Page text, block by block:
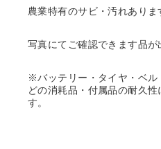
農業特有のサビ・汚れありま
写真にてご確認できます品が
※バッテリー・タイヤ・ベル
どの消耗品・付属品の耐久
す。